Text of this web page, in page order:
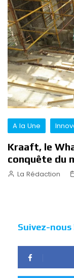
A la Une
Kraaft, le
conquête du
La Rédaction
Suivez-nous